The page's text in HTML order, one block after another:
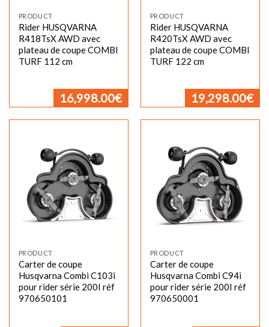
PRODUCT
Rider HUSQVARNA
R418TsX AWD avec
plateau de coupe COMBI
TURF 112 cm
16,998.00€
PRODUCT
Rider HUSQVARNA
R420TsX AWD avec
plateau de coupe COMBI
TURF 122 cm
19,298.00€
PRODUCT
Carter de coupe
Husqvarna Combi C103i
pour rider série 200I réf
970650101
PRODUCT
Carter de coupe
Husqvarna Combi C94i
pour rider série 200I réf
970650001